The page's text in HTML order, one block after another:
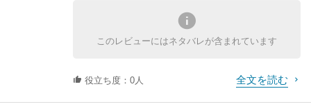
まれており、柳楽優弥が演じる沢田五郎はアイヌと
和人（日本人）のハーフですし、道中でもアイヌコ
く、寒村や小さな町が多いため当時の風景や習俗が
このレビューにはネタバレが含まれています
役立ち度：0人 全文を読む